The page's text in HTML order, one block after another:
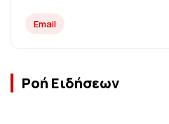
Email
Ροή Ειδήσεων